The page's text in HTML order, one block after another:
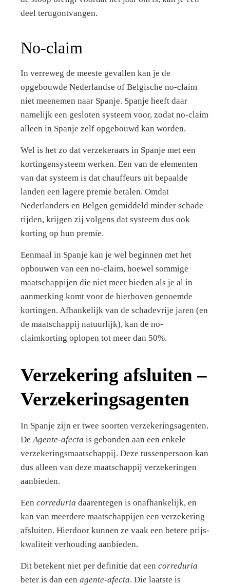
deel terugontvangen.
No-claim
In verreweg de meeste gevallen kan je de
opgebouwde Nederlandse of Belgische no-claim
niet meenemen naar Spanje. Spanje heeft daar
namelijk een gesloten systeem voor, zodat no-claim
alleen in Spanje zelf opgebouwd kan worden.
Wel is het zo dat verzekeraars in Spanje met een
kortingensysteem werken. Een van de elementen
van dat systeem is dat chauffeurs uit bepaalde
landen een lagere premie betalen. Omdat
Nederlanders en Belgen gemiddeld minder schade
rijden, krijgen zij volgens dat systeem dus ook
korting op hun premie.
Eenmaal in Spanje kan je wel beginnen met het
opbouwen van een no-claim, hoewel sommige
maatschappijen die niet meer bieden als je al in
aanmerking komt voor de hierboven genoemde
kortingen. Afhankelijk van de schadevrije jaren (en
de maatschappij natuurlijk), kan de no-
claimkorting oplopen tot meer dan 50%.
Verzekering afsluiten –
Verzekeringsagenten
In Spanje zijn er twee soorten verzekeringsagenten.
DeAgente-afecta is gebonden aan een enkele
verzekeringsmaatschappij. Deze tussenpersoon kan
dus alleen van deze maatschappij verzekeringen
aanbieden.
Een correduria daarentegen is onafhankelijk, en
kan van meerdere maatschappijen een verzekering
afsluiten. Hierdoor kunnen ze vaak een betere prijs-
kwaliteit verhouding aanbieden.
Dit betekent niet per definitie dat een correduria
beter is dan een agente-afecta. Die laatste is